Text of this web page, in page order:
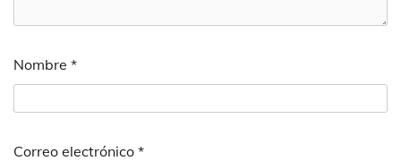
Nombre *
Correo electrónico *